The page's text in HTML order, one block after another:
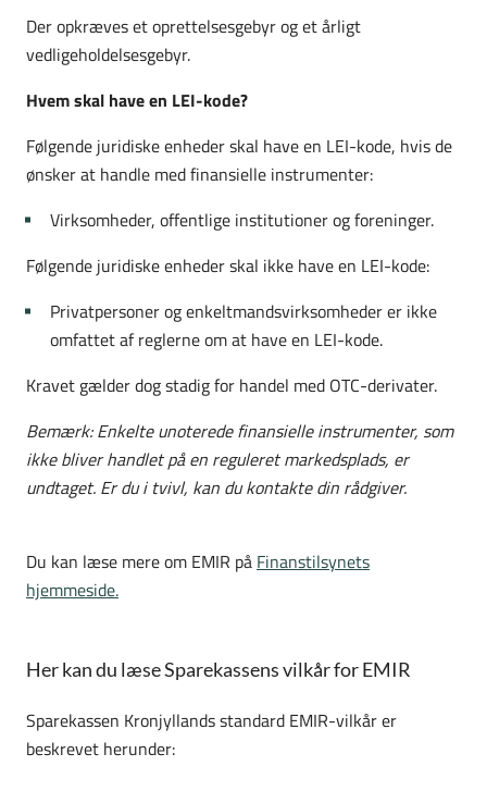
Der opkræves et oprettelsesgebyr og et årligt
vedligeholdelsesgebyr.
Hvem skal have en LEI-kode?
Følgende juridiske enheder skal have en LEI-kode, hvis de
ønsker at handle med finansielle instrumenter:
Virksomheder, offentlige institutioner og foreninger.
Følgende juridiske enheder skal ikke have en LEI-kode:
Privatpersoner og enkeltmandsvirksomheder er ikke
omfattet af reglerne om at have en LEI-kode.
Kravet gælder dog stadig for handel med OTC-derivater.
Bemærk: Enkelte unoterede finansielle instrumenter, som
ikke bliver handlet på en reguleret markedsplads, er
undtaget. Er du i tvivl, kan du kontakte din rådgiver.
Du kan læse mere om EMIR på Finanstilsynets
hjemmeside.
Her kan du læse Sparekassens vilkår for EMIR
Sparekassen Kronjyllands standard EMIR-vilkår er
beskrevet herunder: